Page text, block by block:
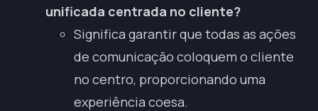
unificada centrada no cliente?
Significa garantir que todas as ações
de comunicação coloquem o cliente
no centro, proporcionando uma
experiência coesa.